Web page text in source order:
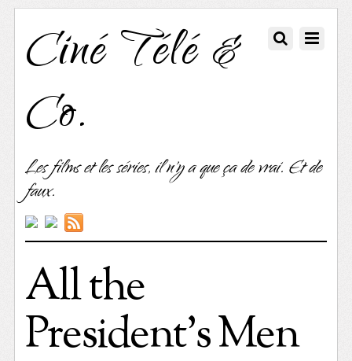
Ciné Télé &
Co.
Les films et les séries, il n'y a que ça de vrai. Et de
faux.
All the
President’s Men